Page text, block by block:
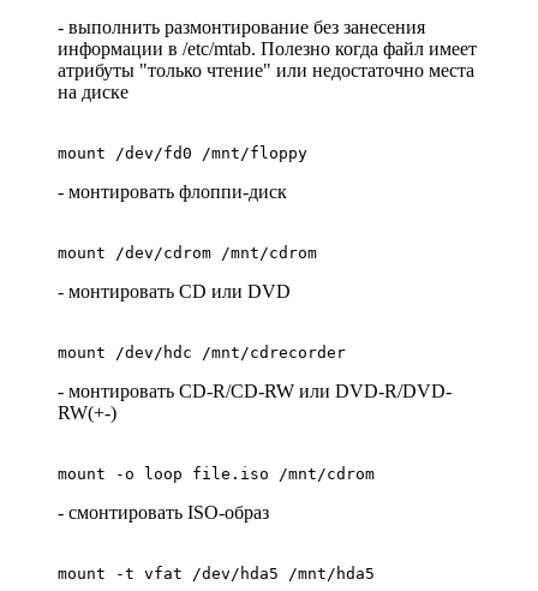
- выполнить размонтирование без занесения
информации в /etc/mtab. Полезно когда файл имеет
атрибуты "только чтение" или недостаточно места
на диске
mount /dev/fd0 /mnt/floppy
- монтировать флоппи-диск
mount /dev/cdrom /mnt/cdrom
- монтировать CD или DVD
mount /dev/hdc /mnt/cdrecorder
- монтировать CD-R/CD-RW или DVD-R/DVD-
RW(+-)
mount -o loop file.iso /mnt/cdrom
- смонтировать ISO-образ
mount -t vfat /dev/hda5 /mnt/hda5